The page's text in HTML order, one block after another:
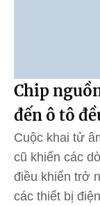
Chip
đến ô tô
Cuộc khai tử
cũ khiến các
điều khiển trở
các thiết bị